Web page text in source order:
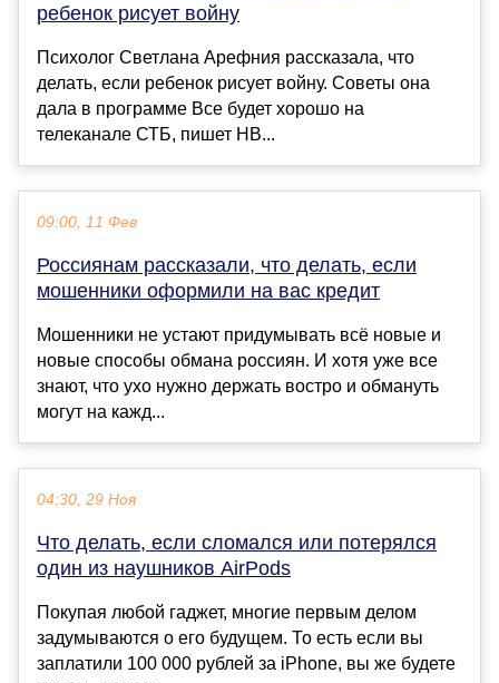
ребенок рисует войну
Психолог Светлана Арефния рассказала, что
делать, если ребенок рисует войну. Советы она
дала в программе Все будет хорошо на
телеканале СТБ, пишет НВ...
09:00, 11 Фев
Россиянам рассказали, что делать, если
мошенники оформили на вас кредит
Мошенники не устают придумывать всё новые и
новые способы обмана россиян. И хотя уже все
знают, что ухо нужно держать востро и обмануть
могут на кажд...
04:30, 29 Ноя
Что делать, если сломался или потерялся
один из наушников AirPods
Покупая любой гаджет, многие первым делом
задумываются о его будущем. То есть если вы
заплатили 100 000 рублей за iPhone, вы же будете